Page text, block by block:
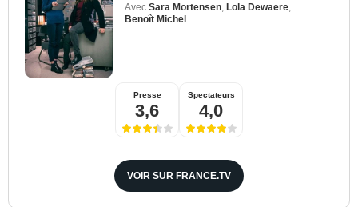
Avec Sara Mortensen Lola Dewaere
Benoît Michel
Presse
3,6
Spectateurs
4,0
VOIR SUR FRANCE.TV